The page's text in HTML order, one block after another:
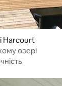
Harcourt
озері